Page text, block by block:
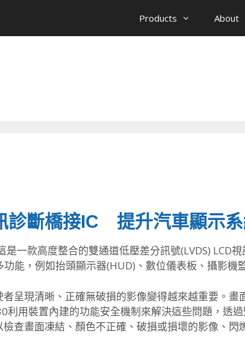
Products About
診斷橋接IC 提升汽車顯示
一款高度整合的雙通道低壓差分訊號(LVDS) LCD
能，例如抬頭顯示器(HUD)、數位儀表板、攝影機
呈現清晰、正確無破損的影像變得越來越重要。
利用裝置內建的功能安全機制來解決這些問題，透
查畫面凍結、顏色不正確、破損或損壞的影像、